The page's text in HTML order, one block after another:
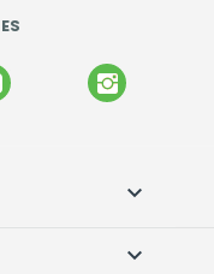
YOUTUBE

